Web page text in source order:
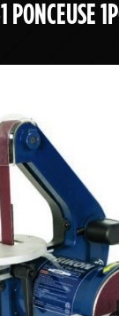
PONCEUSE